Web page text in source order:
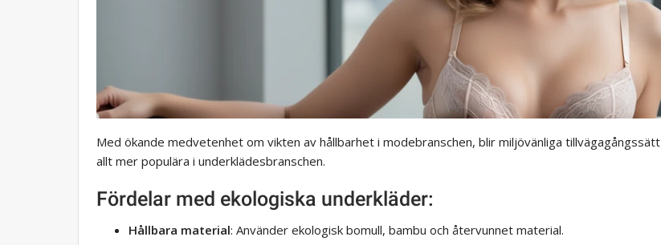
Med ökande medvetenhet om vikten av hållbarhet i modebranschen, blir miljövänliga tillvägagångssätt
allt mer populära i underklädesbranschen.
Fördelar med ekologiska underkläder:
Hållbara material: Använder ekologisk bomull, bambu och återvunnet material.